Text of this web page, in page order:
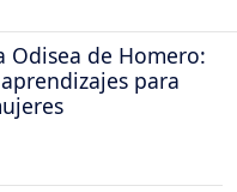
Odisea de Homero:
para